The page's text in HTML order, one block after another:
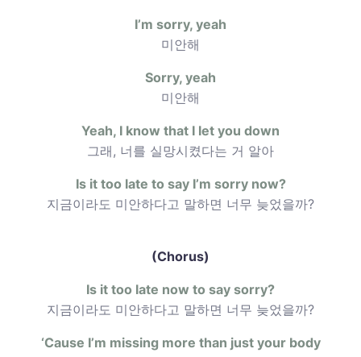
I’m sorry, yeah
미안해
Sorry, yeah
미안해
Yeah, I know that I let you down
그래, 너를 실망시켰다는 거 알아
Is it too late to say I’m sorry now?
지금이라도 미안하다고 말하면 너무 늦었을까?
(Chorus)
Is it too late now to say sorry?
지금이라도 미안하다고 말하면 너무 늦었을까?
‘Cause I’m missing more than just your body